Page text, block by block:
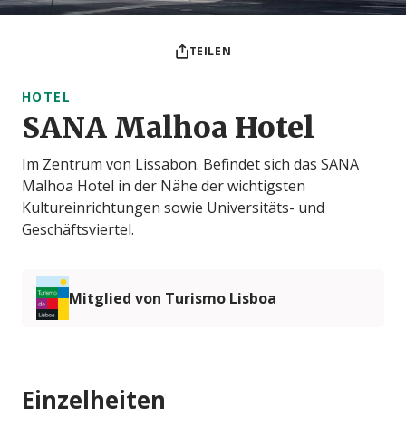
TEILEN
HOTEL
SANA Malhoa Hotel
Im Zentrum von Lissabon. Befindet sich das SANA
Malhoa Hotel in der Nähe der wichtigsten
Kultureinrichtungen sowie Universitäts- und
Geschäftsviertel.
Mitglied von Turismo Lisboa
Einzelheiten